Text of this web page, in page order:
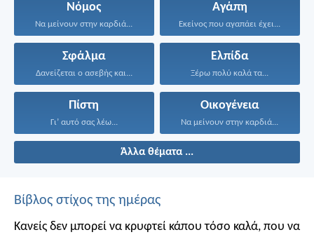
Νόμος
Να μείνουν στην καρδιά...
Αγάπη
Εκείνος που αγαπάει έχει...
Σφάλμα
Δανείζεται ο ασεβής και...
Ελπίδα
Ξέρω πολύ καλά τα...
Πίστη
Γι’ αυτό σας λέω...
Οικογένεια
Να μείνουν στην καρδιά...
Άλλα θέματα ...
Βίβλος στίχος της ημέρας
Κανείς δεν μπορεί να κρυφτεί κάπου τόσο καλά, που να